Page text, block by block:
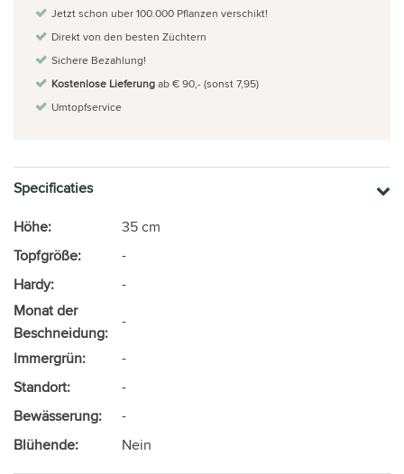
Jetzt schon uber 100.000 Pflanzen verschikt!
Direkt von den besten Züchtern
Sichere Bezahlung!
Kostenlose Lieferungab € 90,- (sonst 7,95)
Umtopfservice
Specificaties
Höhe:
35 cm
Topfgröße:
-
Hardy:
-
Monat der
Beschneidung:
-
Immergrün:
-
Standort:
-
Bewässerung:
-
Blühende:
Nein